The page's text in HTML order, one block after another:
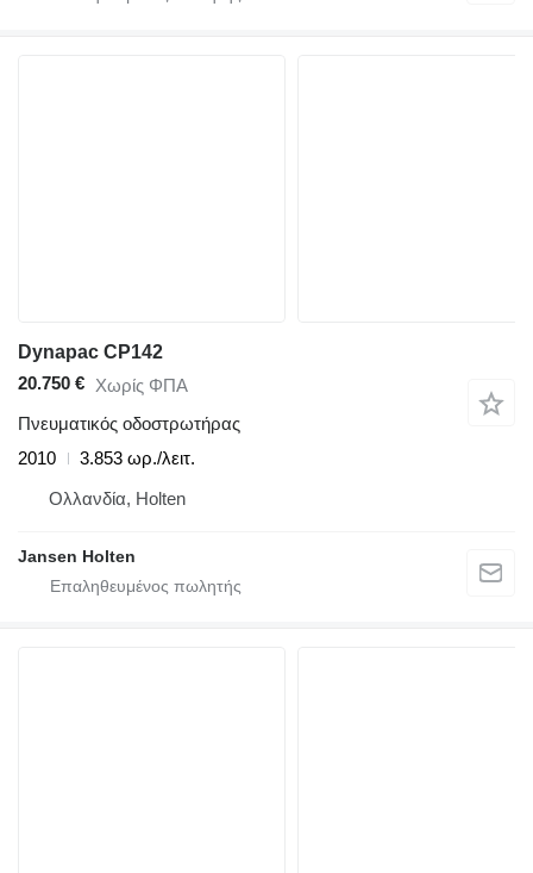
Dynapac CP142
20.750 € Χωρίς ΦΠΑ
Πνευματικός οδοστρωτήρας
2010
3.853 ωρ./λειτ.
Ολλανδία, Holten
Jansen Holten